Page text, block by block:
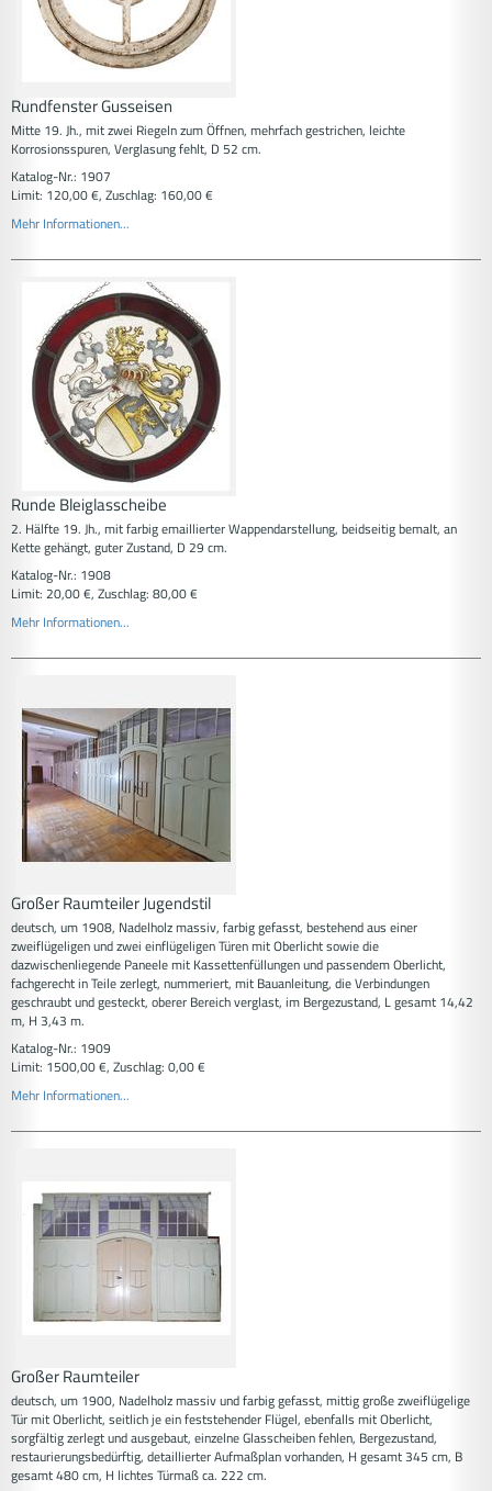
Rundfenster Gusseisen
Mitte 19. Jh., mit zwei Riegeln zum Öffnen, mehrfach gestrichen, leichte
Korrosionsspuren, Verglasung fehlt, D 52 cm.
Katalog-Nr.: 1907
Limit: 120,00 €, Zuschlag: 160,00 €
Mehr Informationen...
Runde Bleiglasscheibe
2. Hälfte 19. Jh., mit farbig emaillierter Wappendarstellung, beidseitig bemalt, an
Kette gehängt, guter Zustand, D 29 cm.
Katalog-Nr.: 1908
Limit: 20,00 €, Zuschlag: 80,00 €
Mehr Informationen...
Großer Raumteiler Jugendstil
deutsch, um 1908, Nadelholz massiv, farbig gefasst, bestehend aus einer
zweiflügeligen und zwei einflügeligen Türen mit Oberlicht sowie die
dazwischenliegende Paneele mit Kassettenfüllungen und passendem Oberlicht,
fachgerecht in Teile zerlegt, nummeriert, mit Bauanleitung, die Verbindungen
geschraubt und gesteckt, oberer Bereich verglast, im Bergezustand, L gesamt 14,42
m, H 3,43 m.
Katalog-Nr.: 1909
Limit: 1500,00 €, Zuschlag: 0,00 €
Mehr Informationen...
Großer Raumteiler
deutsch, um 1900, Nadelholz massiv und farbig gefasst, mittig große zweiflügelige
Tür mit Oberlicht, seitlich je ein feststehender Flügel, ebenfalls mit Oberlicht,
sorgfältig zerlegt und ausgebaut, einzelne Glasscheiben fehlen, Bergezustand,
restaurierungsbedürftig, detaillierter Aufmaßplan vorhanden, H gesamt 345 cm, B
gesamt 480 cm, H lichtes Türmaß ca. 222 cm.